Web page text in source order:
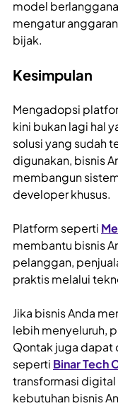
model
mengatur
bijak.
Kesimpulan
Mengadopsi
kini bukan lagi hal
solusi yang sudah
digunakan, bisnis
membangun
developer khusus.
Platform seperti
membantu bisnis
pelanggan,
praktis melalui
Jika bisnis Anda
lebih menyeluruh,
Qontak juga dapat
seperti Binar Tech
transformasi digital
kebutuhan bisnis